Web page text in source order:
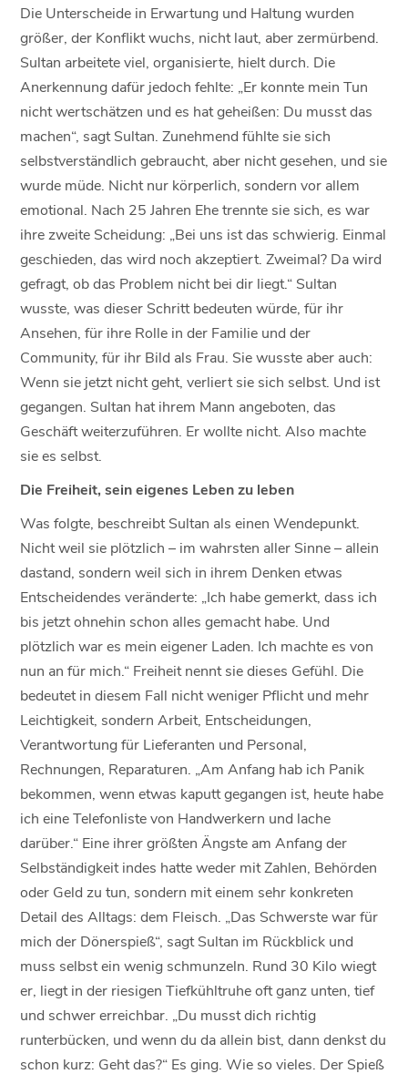
Die Unterscheide in Erwartung und Haltung wurden
größer, der Konflikt wuchs, nicht laut, aber zermürbend.
Sultan arbeitete viel, organisierte, hielt durch. Die
Anerkennung dafür jedoch fehlte: „Er konnte mein Tun
nicht wertschätzen und es hat geheißen: Du musst das
machen“, sagt Sultan. Zunehmend fühlte sie sich
selbstverständlich gebraucht, aber nicht gesehen, und sie
wurde müde. Nicht nur körperlich, sondern vor allem
emotional. Nach 25 Jahren Ehe trennte sie sich, es war
ihre zweite Scheidung: „Bei uns ist das schwierig. Einmal
geschieden, das wird noch akzeptiert. Zweimal? Da wird
gefragt, ob das Problem nicht bei dir liegt.“ Sultan
wusste, was dieser Schritt bedeuten würde, für ihr
Ansehen, für ihre Rolle in der Familie und der
Community, für ihr Bild als Frau. Sie wusste aber auch:
Wenn sie jetzt nicht geht, verliert sie sich selbst. Und ist
gegangen. Sultan hat ihrem Mann angeboten, das
Geschäft weiterzuführen. Er wollte nicht. Also machte
sie es selbst.
Die Freiheit, sein eigenes Leben zu leben
Was folgte, beschreibt Sultan als einen Wendepunkt.
Nicht weil sie plötzlich – im wahrsten aller Sinne – allein
dastand, sondern weil sich in ihrem Denken etwas
Entscheidendes veränderte: „Ich habe gemerkt, dass ich
bis jetzt ohnehin schon alles gemacht habe. Und
plötzlich war es mein eigener Laden. Ich machte es von
nun an für mich.“ Freiheit nennt sie dieses Gefühl. Die
bedeutet in diesem Fall nicht weniger Pflicht und mehr
Leichtigkeit, sondern Arbeit, Entscheidungen,
Verantwortung für Lieferanten und Personal,
Rechnungen, Reparaturen. „Am Anfang hab ich Panik
bekommen, wenn etwas kaputt gegangen ist, heute habe
ich eine Telefonliste von Handwerkern und lache
darüber.“ Eine ihrer größten Ängste am Anfang der
Selbständigkeit indes hatte weder mit Zahlen, Behörden
oder Geld zu tun, sondern mit einem sehr konkreten
Detail des Alltags: dem Fleisch. „Das Schwerste war für
mich der Dönerspieß“, sagt Sultan im Rückblick und
muss selbst ein wenig schmunzeln. Rund 30 Kilo wiegt
er, liegt in der riesigen Tiefkühltruhe oft ganz unten, tief
und schwer erreichbar. „Du musst dich richtig
runterbücken, und wenn du da allein bist, dann denkst du
schon kurz: Geht das?“ Es ging. Wie so vieles. Der Spieß